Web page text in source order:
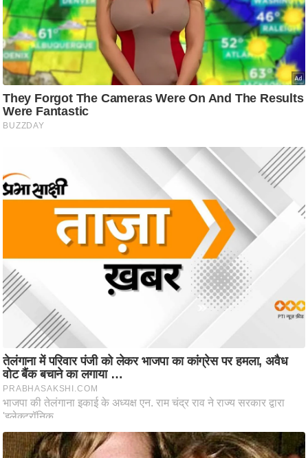
ष
ण
स
म
सा
म
यि
क
तृ
भू
ए
म
.
र
.
आ
ई
.
चा
य